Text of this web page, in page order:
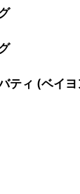
ティ (ベイ